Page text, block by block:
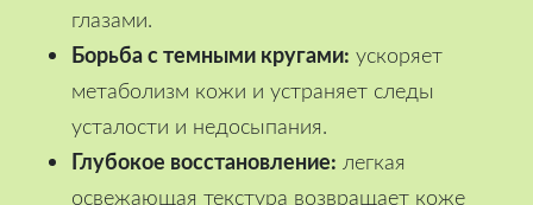
глазами.
Борьба с темными кругами: ускоряет
метаболизм кожи и устраняет следы
усталости и недосыпания.
Глубокое восстановление: легкая
освежающая текстура возвращает коже